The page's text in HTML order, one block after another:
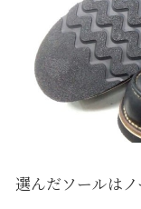
選んだソールはノ